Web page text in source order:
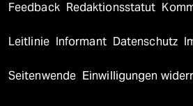
Feedback Redaktionsstatut
Leitlinie Informant Datenschutz
Seitenwende Einwilligungen